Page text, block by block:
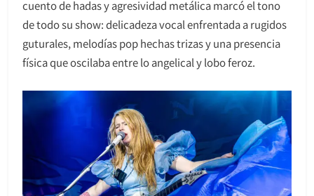
cuento de hadas y agresividad metálica marcó el tono
de todo su show: delicadeza vocal enfrentada a rugidos
guturales, melodías pop hechas trizas y una presencia
física que oscilaba entre lo angelical y lobo feroz.